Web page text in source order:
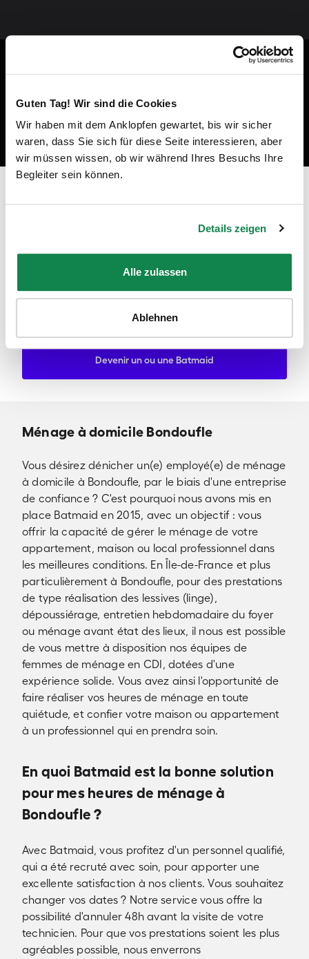
Guten Tag! Wir sind die Cookies
Wir haben mit dem Anklopfen gewartet, bis wir sicher
waren, dass Sie sich für diese Seite interessieren, aber
wir müssen wissen, ob wir während Ihres Besuchs Ihre
Begleiter sein können.
Details zeigen
Alle zulassen
Ablehnen
régions et aux moments de mon choix !"
Devenir un ou une Batmaid
Ménage à domicile Bondoufle
Vous désirez dénicher un(e) employé(e) de ménage
à domicile à Bondoufle, par le biais d'une entreprise
de confiance ? C'est pourquoi nous avons mis en
place Batmaid en 2015, avec un objectif : vous
offrir la capacité de gérer le ménage de votre
appartement, maison ou local professionnel dans
les meilleures conditions. En Île-de-France et plus
particulièrement à Bondoufle, pour des prestations
de type réalisation des lessives (linge),
dépoussiérage, entretien hebdomadaire du foyer
ou ménage avant état des lieux, il nous est possible
de vous mettre à disposition nos équipes de
femmes de ménage en CDI, dotées d'une
expérience solide. Vous avez ainsi l'opportunité de
faire réaliser vos heures de ménage en toute
quiétude, et confier votre maison ou appartement
à un professionnel qui en prendra soin.
En quoi Batmaid est la bonne solution
pour mes heures de ménage à
Bondoufle ?
Avec Batmaid, vous profitez d'un personnel qualifié,
qui a été recruté avec soin, pour apporter une
excellente satisfaction à nos clients. Vous souhaitez
changer vos dates ? Notre service vous offre la
possibilité d'annuler 48h avant la visite de votre
technicien. Pour que vos prestations soient les plus
agréables possible, nous enverrons